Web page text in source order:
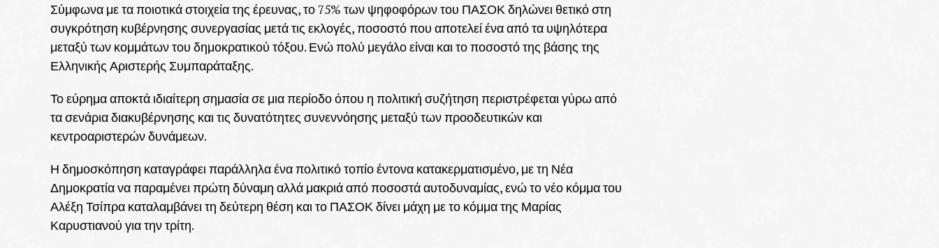
Σύμφωνα με τα ποιοτικά στοιχεία της έρευνας, το 75% των ψηφοφόρων του ΠΑΣΟΚ δηλώνει θετικό στη
συγκρότηση κυβέρνησης συνεργασίας μετά τις εκλογές, ποσοστό που αποτελεί ένα από τα υψηλότερα
μεταξύ των κομμάτων του δημοκρατικού τόξου. Ενώ πολύ μεγάλο είναι και το ποσοστό της βάσης της
Ελληνικής Αριστερής Συμπαράταξης.
Το εύρημα αποκτά ιδιαίτερη σημασία σε μια περίοδο όπου η πολιτική συζήτηση περιστρέφεται γύρω από
τα σενάρια διακυβέρνησης και τις δυνατότητες συνεννόησης μεταξύ των προοδευτικών και
κεντροαριστερών δυνάμεων.
Η δημοσκόπηση καταγράφει παράλληλα ένα πολιτικό τοπίο έντονα κατακερματισμένο, με τη Νέα
Δημοκρατία να παραμένει πρώτη δύναμη αλλά μακριά από ποσοστά αυτοδυναμίας, ενώ το νέο κόμμα του
Αλέξη Τσίπρα καταλαμβάνει τη δεύτερη θέση και το ΠΑΣΟΚ δίνει μάχη με το κόμμα της Μαρίας
Καρυστιανού για την τρίτη.